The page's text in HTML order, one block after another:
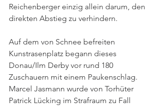
Reichenberger einzig allein darum, den
direkten Abstieg zu verhindern.
Auf dem von Schnee befreiten
Kunstrasenplatz begann dieses
Donau/Ilm Derby vor rund 180
Zuschauern mit einem Paukenschlag.
Marcel Jasmann wurde von Torhüter
Patrick Lücking im Strafraum zu Fall